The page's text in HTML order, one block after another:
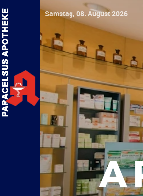
Samstag, 08. August 2026